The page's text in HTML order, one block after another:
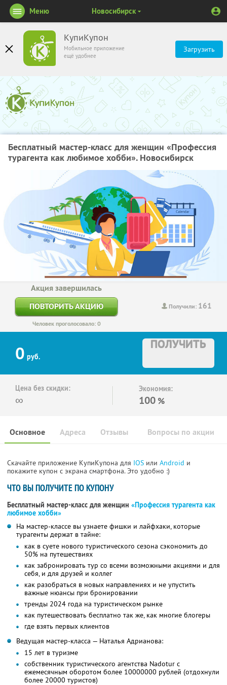
КупиКупон
Мобильное приложение
ещё удобнее
Загрузить
Меню Новосибирск
Бесплатный мастер-класс для женщин «Профессия
турагента как любимое хобби». Новосибирск
Получили: 161
Акция завершилась
ПОВТОРИТЬ АКЦИЮ
Человек проголосовало: 0
0 руб.
ПОЛУЧИТЬ
Цена без скидки:
∞
Экономия:
100 %
Основное Отзывы Вопросы по акции
Адреса
Скачайте приложение КупиКупона для IOS или Android и
покажите купон с экрана смартфона. Это удобно :)
ЧТО ВЫ ПОЛУЧИТЕ ПО КУПОНУ
Бесплатный мастер-класс для женщин «Профессия турагента как
любимое хобби»
На мастер-классе вы узнаете фишки и лайфхаки, которые
турагенты держат в тайне:
как в суете нового туристического сезона сэкономить до
50% на путешествиях
как забронировать тур со всеми возможными акциями и для
себя, и для друзей и коллег
как разобраться в новых направлениях и не упустить
важные нюансы при бронировании
тренды 2024 года на туристическом рынке
как путешествовать бесплатно так же, как многие блогеры
где взять первых клиентов
Ведущая мастер-класса — Наталья Адрианова:
15 лет в туризме
собственник туристического агентства Nadotur с
ежемесячным оборотом более 10000000 рублей (отдохнули
более 20000 туристов)